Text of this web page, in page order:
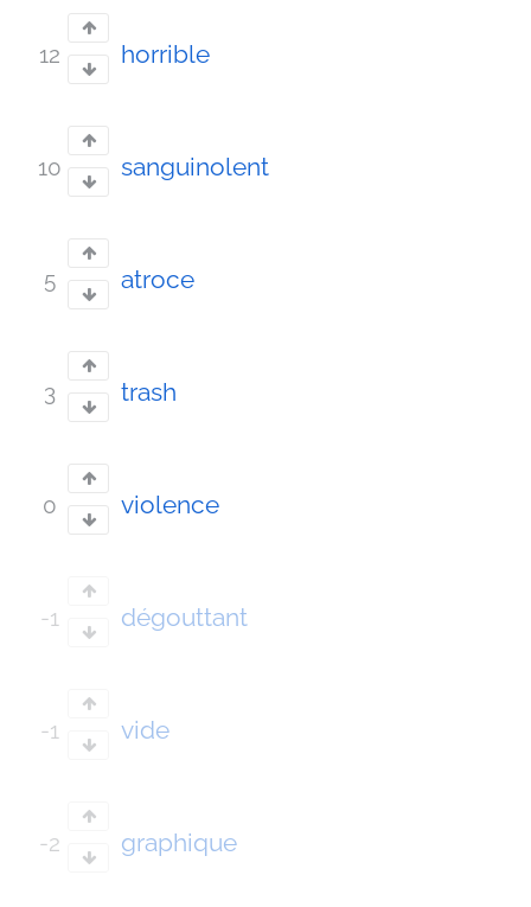
12 horrible
10 sanguinolent
5 atroce
3 trash
0 violence
-1 dégouttant
-1 vide
-2 graphique